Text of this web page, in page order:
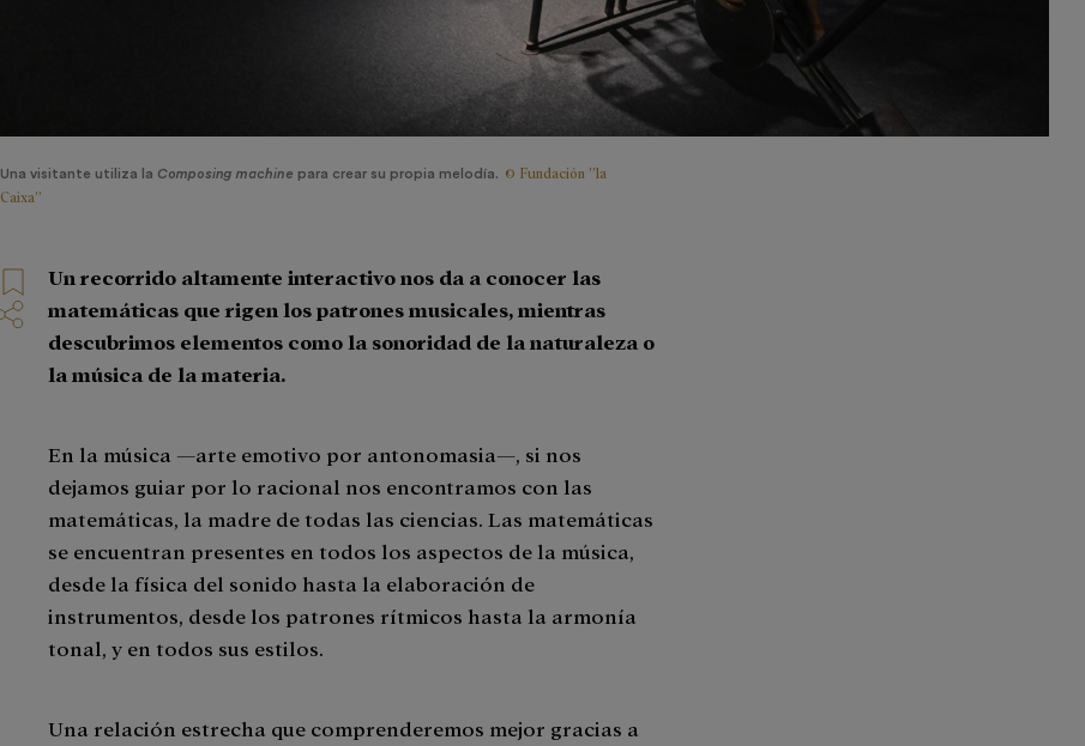
Una visitante utiliza la Composing machine para crear su propia melodía. © Fundación ”la
Caixa”
Un recorrido altamente interactivo nos da a conocer las
matemáticas que rigen los patrones musicales, mientras
descubrimos elementos como la sonoridad de la naturaleza o
la música de la materia.
En la música —arte emotivo por antonomasia—, si nos
dejamos guiar por lo racional nos encontramos con las
matemáticas, la madre de todas las ciencias. Las matemáticas
se encuentran presentes en todos los aspectos de la música,
desde la física del sonido hasta la elaboración de
instrumentos, desde los patrones rítmicos hasta la armonía
tonal, y en todos sus estilos.
Una relación estrecha que comprenderemos mejor gracias a